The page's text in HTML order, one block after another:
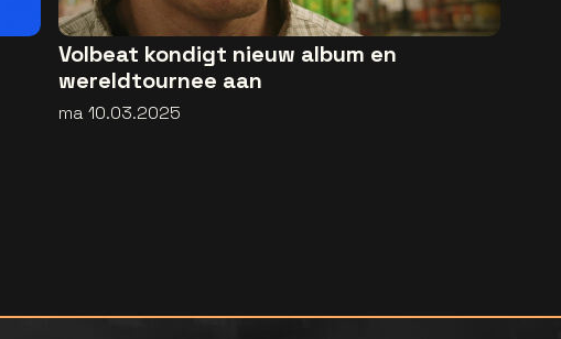
Volbeat kondigt nieuw album en
wereldtournee aan
ma 10.03.2025